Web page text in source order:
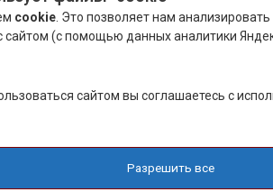
ТИСКИ VERTEX
36
cookie . Это позволяет нам
сайтом (с помощью данных аналитики
сайтом вы соглашаетесь с
Разрешить все